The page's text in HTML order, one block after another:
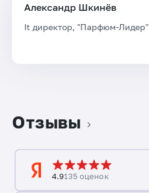
Александр Шкинёв
It директор, "Парфюм-Лидер"
Отзывы
4.9135 оценок